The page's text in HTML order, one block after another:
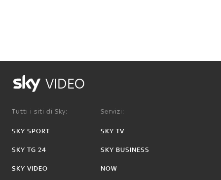
VIDEO
Tutti i siti di Sky:
SKY SPORT
SKY TG 24
SKY VIDEO
Servizi:
SKY TV
SKY BUSINESS
NOW